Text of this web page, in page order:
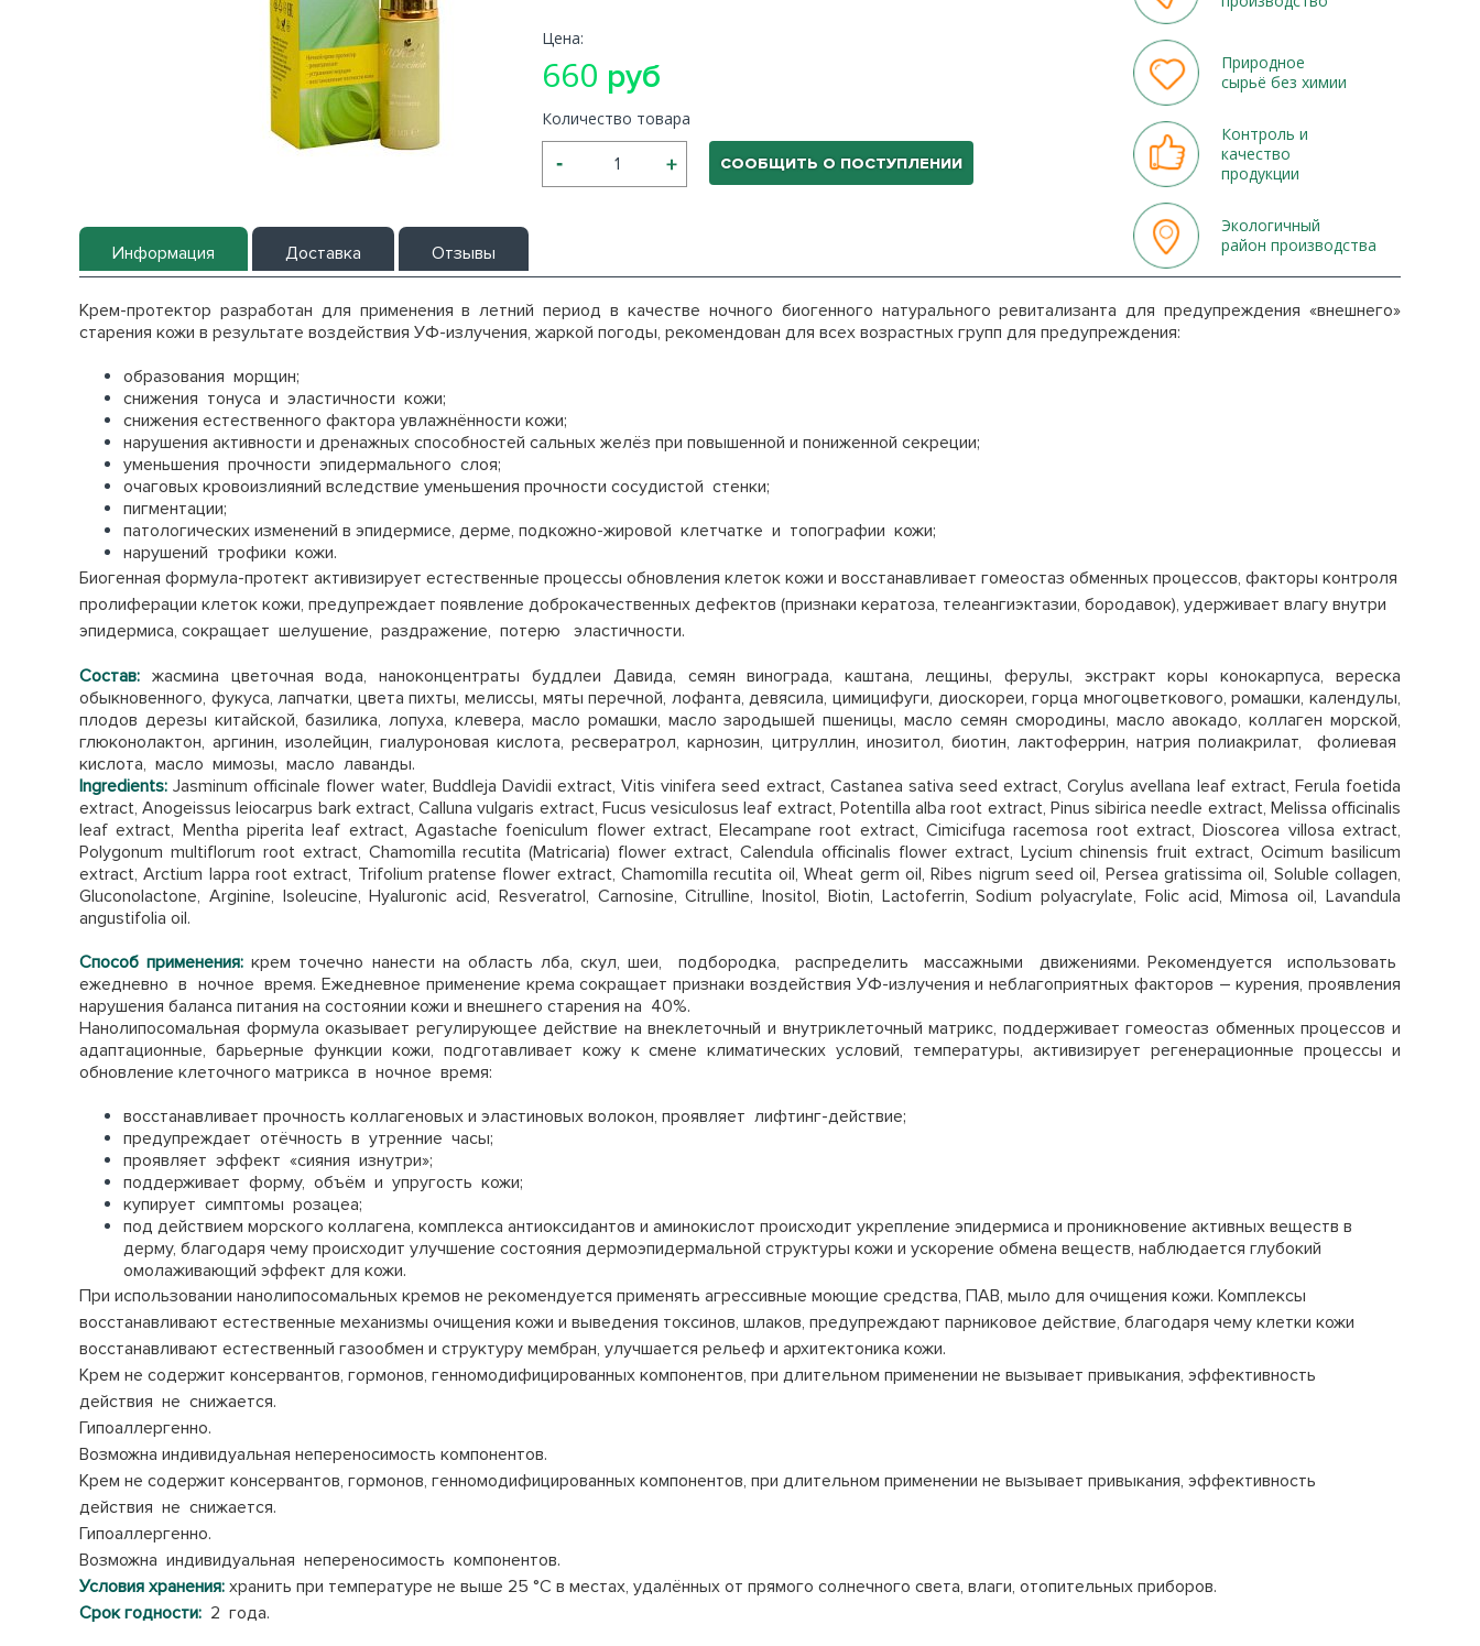
Цена:
660 руб
Количество товара
СООБЩИТЬ О ПОСТУПЛЕНИИ
Природное
сырьё без химии
Контроль и
качество
продукции
Экологичный
район производства
Информация Доставка Отзывы
Крем-протектор разработан для применения в летний период в качестве ночного биогенного натурального ревитализанта для предупреждения «внешнего»
старения кожи в результате воздействия УФ-излучения, жаркой погоды, рекомендован для всех возрастных групп для предупреждения:
образования морщин;
снижения тонуса и эластичности кожи;
снижения естественного фактора увлажнённости кожи;
нарушения активности и дренажных способностей сальных желёз при повышенной и пониженной секреции;
уменьшения прочности эпидермального слоя;
очаговых кровоизлияний вследствие уменьшения прочности сосудистой стенки;
пигментации;
патологических изменений в эпидермисе, дерме, подкожно-жировой клетчатке и топографии кожи;
нарушений трофики кожи.
Биогенная формула-протект активизирует естественные процессы обновления клеток кожи и восстанавливает гомеостаз обменных процессов, факторы контроля
пролиферации клеток кожи, предупреждает появление доброкачественных дефектов (признаки кератоза, телеангиэктазии, бородавок), удерживает влагу внутри
эпидермиса, сокращает шелушение, раздражение, потерю эластичности.
Состав: жасмина цветочная вода, наноконцентраты буддлеи Давида, семян винограда, каштана, лещины, ферулы, экстракт коры кoнокарпуса, вереска
обыкновенного, фукусa, лапчатки, цвета пихты, мелиссы, мяты перечной, лофанта, девясила, цимицифуги, диоскореи, горца многоцветкового, ромашки, календулы,
плодов дерезы китайской, базилика, лопуха, клевера, масло ромашки, масло зародышей пшеницы, масло семян смородины, масло авокадо, коллаген морской,
глюконолактон, аргинин, изолейцин, гиалуроновая кислота, ресвератрол, карнозин, цитруллин, инозитол, биотин, лактоферрин, натрия полиакрилат, фолиевая
кислота, масло мимозы, масло лаванды.
Ingredients: Jаsminum officinale flower water, Buddleja Davidii extract, Vitis vinifera seed extract, Castanea sativa seed extract, Corylus avellana leaf extract, Ferula foetida
extract, Anogeissus leiocarpus bark extract, Calluna vulgaris extract, Fucus vesiculosus leaf extract, Potentilla alba root extract, Pinus sibirica needle extract, Melissa officinalis
leaf extract, Mentha piperita leaf extract, Agastache foeniculum flower extract, Elecampane root extract, Cimicifuga racemosa root extract, Dioscorea villosa extract,
Polygonum multiflorum root extract, Chamomilla recutita (Matricaria) flower extract, Calendula officinalis flower extract, Lycium chinensis fruit extract, Ocimum basilicum
extract, Arctium lappa root extract, Trifolium pratense flower extract, Chamomilla recutita oil, Wheat germ oil, Ribes nigrum seed oil, Persea gratissima oil, Soluble collagen,
Gluconolactone, Arginine, Isoleucine, Hyaluronic acid, Resveratrol, Carnosine, Citrulline, Inositol, Biotin, Lactoferrin, Sodium polyacrylate, Folic acid, Mimosa oil, Lavandula
angustifolia oil.
Способ применения: крем точечно нанести на область лба, скул, шеи, подбородка, распределить массажными движениями. Рекомендуется использовать
ежедневно в ночное время.Ежедневное применение крема сокращает признаки воздействия УФ-излучения и неблагоприятных факторов – курения, проявления
нарушения баланса питания на состоянии кожи и внешнего старения на 40%.
Нанолипосомальная формула оказывает регулирующее действие на внеклеточный и внутриклеточный матрикс, поддерживает гомеостаз обменных процессов и
адаптационные, барьерные функции кожи, подготавливает кожу к смене климатических условий, температуры, активизирует регенерационные процессы и
обновление клеточного матрикса в ночное время:
восстанавливает прочность коллагеновых и эластиновых волокон, проявляет лифтинг-действие;
предупреждает отёчность в утренние часы;
проявляет эффект «сияния изнутри»;
поддерживает форму, объём и упругость кожи;
купирует симптомы розацеа;
под действием морского коллагена, комплекса антиоксидантов и аминокислот происходит укрепление эпидермиса и проникновение активных веществ в
дерму, благодаря чему происходит улучшение состояния дермоэпидермальной структуры кожи и ускорение обмена веществ, наблюдается глубокий
омолаживающий эффект для кожи.
При использовании нанолипосомальных кремов не рекомендуется применять агрессивные моющие средства, ПАВ, мыло для очищения кожи. Комплексы
восстанавливают естественные механизмы очищения кожи и выведения токсинов, шлаков, предупреждают парниковое действие, благодаря чему клетки кожи
восстанавливают естественный газообмен и структуру мембран, улучшается рельеф и архитектоника кожи.
Крем не содержит консервантов, гормонов, генномодифицированных компонентов, при длительном применении не вызывает привыкания, эффективность
действия не снижается.
Гипоаллергенно.
Возможна индивидуальная непереносимость компонентов.
Крем не содержит консервантов, гормонов, генномодифицированных компонентов, при длительном применении не вызывает привыкания, эффективность
действия не снижается.
Гипоаллергенно.
Возможна индивидуальная непереносимость компонентов.
Условия хранения: хранить при температуре не выше 25 °С в местах, удалённых от прямого солнечного света, влаги, отопительных приборов.
Срок годности: 2 года.